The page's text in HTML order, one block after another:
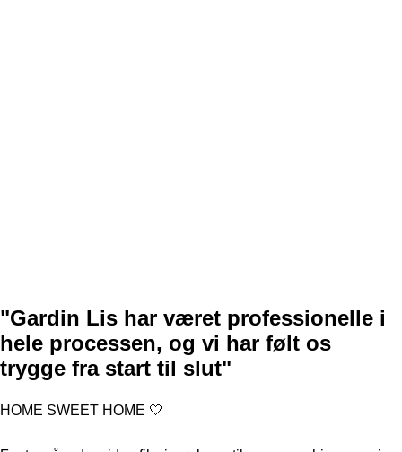
"Gardin Lis har været professionelle i
hele processen, og vi har følt os
trygge fra start til slut"
HOME SWEET HOME 🤍